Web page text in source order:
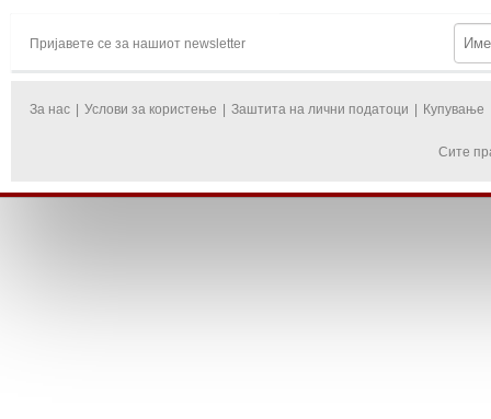
Пријавете се за нашиот newsletter
За нас Услови за користење Заштита на лични податоци Купување
Сите